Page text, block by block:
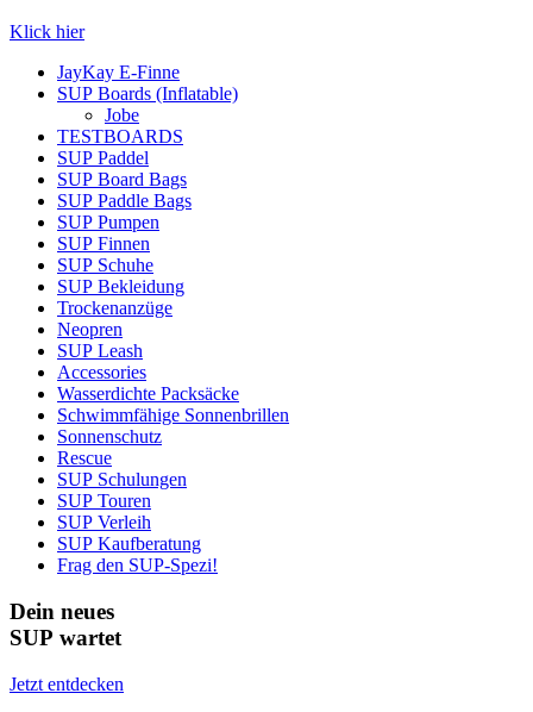
Klick hier
JayKay E-Finne
SUP Boards (Inflatable)
Jobe
TESTBOARDS
SUP Paddel
SUP Board Bags
SUP Paddle Bags
SUP Pumpen
SUP Finnen
SUP Schuhe
SUP Bekleidung
Trockenanzüge
Neopren
SUP Leash
Accessories
Wasserdichte Packsäcke
Schwimmfähige Sonnenbrillen
Sonnenschutz
Rescue
SUP Schulungen
SUP Touren
SUP Verleih
SUP Kaufberatung
Frag den SUP-Spezi!
Dein neues
SUP wartet
Jetzt entdecken